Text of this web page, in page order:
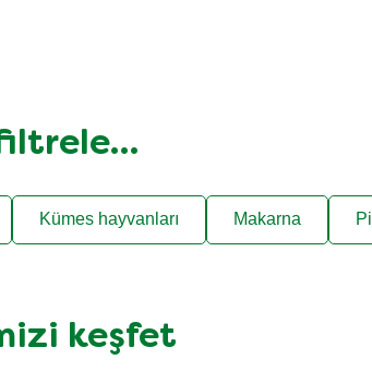
Kümes hayvanları Makarna
keşfet